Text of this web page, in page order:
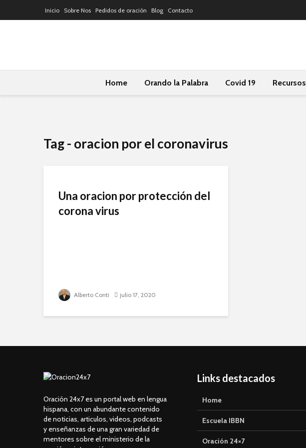
Inicio Sobre Nos Pedidos de oración Blog Contacto
Home Orando la Palabra Covid 19 Recursos
Tag - oracion por el coronavirus
Una oracion por protección del
corona virus
Alberto Conti julio 17, 2020
Oración 24x7 es un portal web en lengua
hispana, con un abundante contenido
de noticias, articulos, videos, podcasts
y enseñanzas de una gran variedad de
mentores sobre el ministerio de la
Links destacados
Home
Escuela IBBN
Oración 24×7